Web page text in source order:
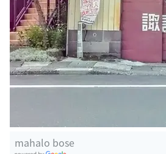
mahalo bose